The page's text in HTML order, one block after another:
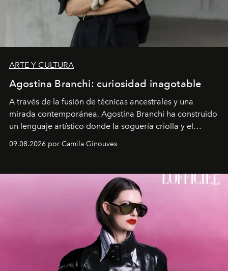
ARTE Y CULTURA
Agostina Branchi: curiosidad inagotable
A través de la fusión de técnicas ancestrales y una
mirada contemporánea, Agostina Branchi ha construido
un lenguaje artístico donde la soguería criolla y el
como fluidas. En septiembre la artista presentará una
Montecarmelo.
09.08.2026 por Camila Ginouves